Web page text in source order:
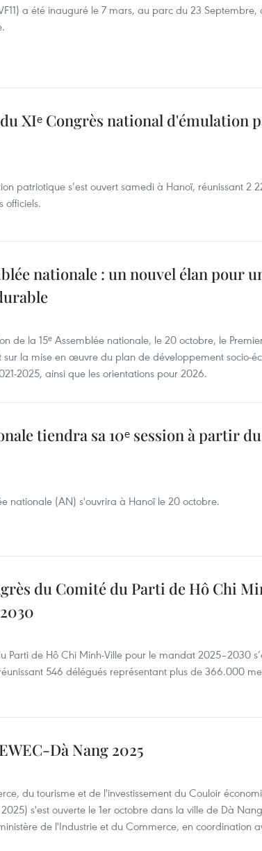
a été inauguré le 7 mars, au parc du 23
XIᵉ Congrès national d'émulation
patriotique s’est ouvert samedi à Hanoï, réunissant 2
officiels.
nationale : un nouvel élan pour
de la 15ᵉ Assemblée nationale, le 20 octobre, le
la mise en œuvre du plan de développement socio-
2025, ainsi que les orientations pour 2026.
tiendra sa 10ᵉ session à partir
nationale (AN) s'ouvrira à Hanoï le 20 octobre.
du Comité du Parti de Hô Chi
Parti de Hô Chi Minh-Ville pour le mandat 2025–2030
546 délégués représentant plus de 366.000
Dà Nang 2025
du tourisme et de l'investissement du Couloir
s'est ouverte le 1er octobre dans la ville de Dà
de l'Industrie et du Commerce, en coordination